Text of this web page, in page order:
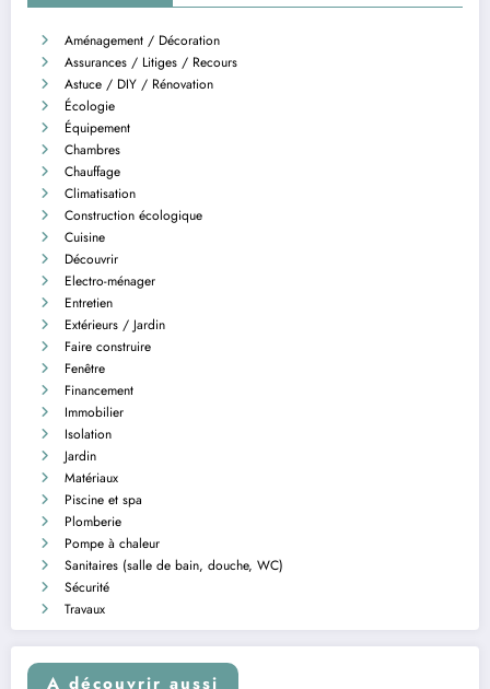
Aménagement / Décoration
Assurances / Litiges / Recours
Astuce / DIY / Rénovation
Écologie
Équipement
Chambres
Chauffage
Climatisation
Construction écologique
Cuisine
Découvrir
Electro-ménager
Entretien
Extérieurs / Jardin
Faire construire
Fenêtre
Financement
Immobilier
Isolation
Jardin
Matériaux
Piscine et spa
Plomberie
Pompe à chaleur
Sanitaires (salle de bain, douche, WC)
Sécurité
Travaux
A découvrir aussi